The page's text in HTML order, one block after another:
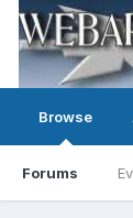
Browse
Forums